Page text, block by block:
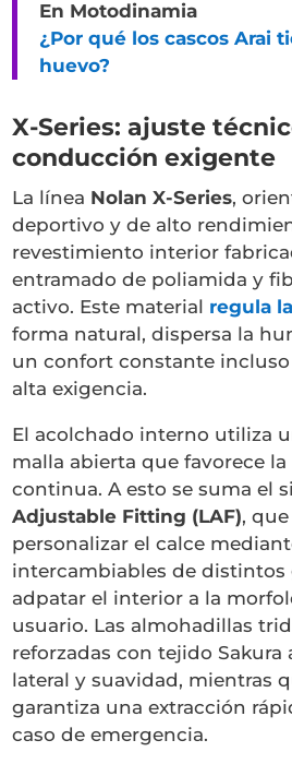
En Motodinamia
¿Por qué los cascos Arai
huevo?
X-Series: ajuste
conducción exigente
La línea Nolan X-Series,
deportivo y de alto
revestimiento interior
entramado de poliamida y
activo. Este material regula
forma natural, dispersa la
un confort constante
alta exigencia.
El acolchado interno utiliza
malla abierta que favorece
continua. A esto se suma el
Adjustable Fitting (LAF),
personalizar el calce
intercambiables de distintos
adpatar el interior a la
usuario. Las almohadillas
reforzadas con tejido
lateral y suavidad, mientras
garantiza una extracción
caso de emergencia.